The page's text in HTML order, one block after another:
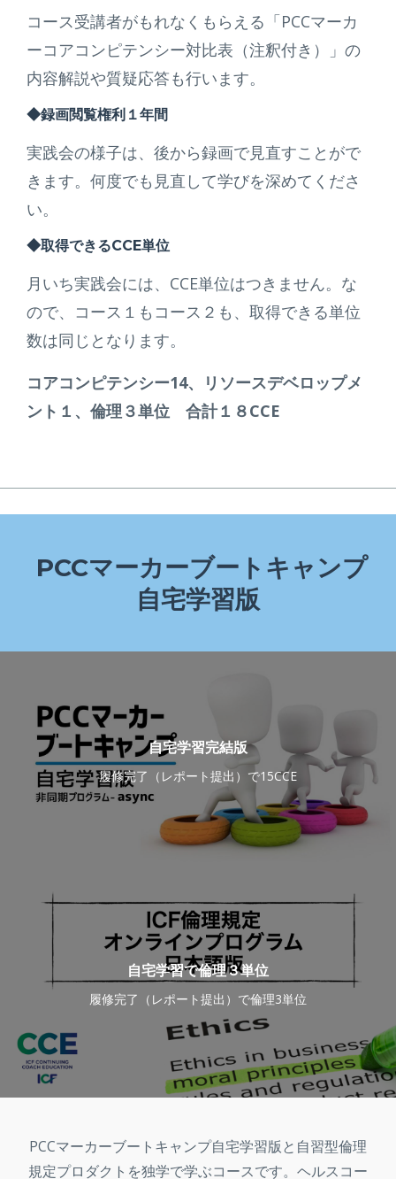
コース受講者がもれなくもらえる「PCCマーカ
ーコアコンピテンシー対比表（注釈付き）」の
内容解説や質疑応答も行います。
◆録画閲覧権利１年間
実践会の様子は、後から録画で見直すことがで
きます。何度でも見直して学びを深めてくださ
い。
◆取得できるCCE単位
月いち実践会には、CCE単位はつきません。な
ので、コース１もコース２も、取得できる単位
数は同じとなります。
コアコンピテンシー14、リソースデベロップメ
ント１、倫理３単位 合計１８CCE
PCCマーカーブートキャンプ
自宅学習版
自宅学習完結版
履修完了（レポート提出）で15CCE
自宅学習で倫理３単位
履修完了（レポート提出）で倫理3単位
PCCマーカーブートキャンプ自宅学習版と自習型倫理
規定プロダクトを独学で学ぶコースです。ヘルスコー